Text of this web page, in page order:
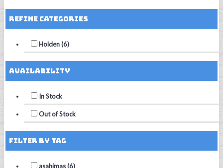
Refine Categories
Holden (6)
Availability
In Stock
Out of Stock
Filter by Tag
asahimas (6)